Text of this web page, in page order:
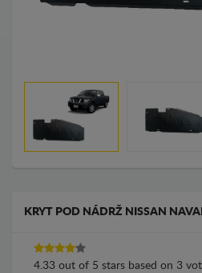
KRYT POD NÁDRŽ NISSAN
4.33 out of 5 stars based on 3